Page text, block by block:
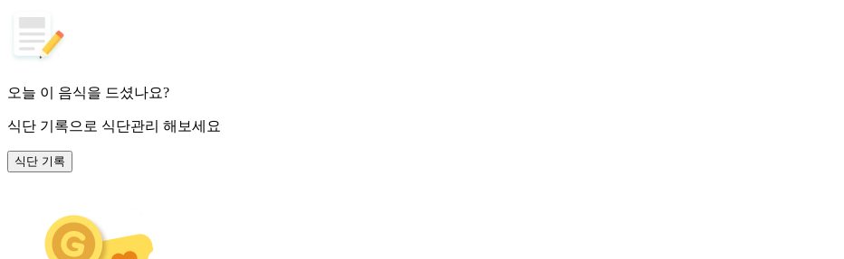
오늘 이 음식을 드셨나요?
식단 기록으로 식단관리 해보세요
식단 기록